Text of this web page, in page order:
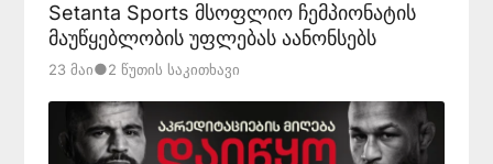
Setanta Sports მსოფლიო ჩემპიონატის
მაუწყებლობის უფლებას აანონსებს
23 Მაი●2 Წუთის Საკითხავი